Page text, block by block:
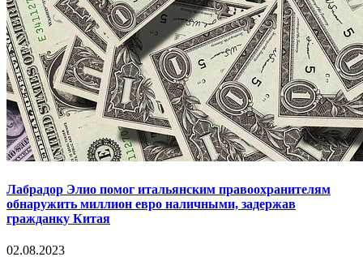
Лабрадор Элио помог итальянским правоохранителям
обнаружить миллион евро наличными, задержав
гражданку Китая
02.08.2023